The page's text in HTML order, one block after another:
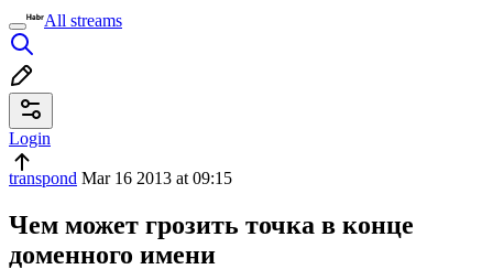
All streams
Login
transpond Mar 16 2013 at 09:15
Чем может грозить точка в конце
доменного имени